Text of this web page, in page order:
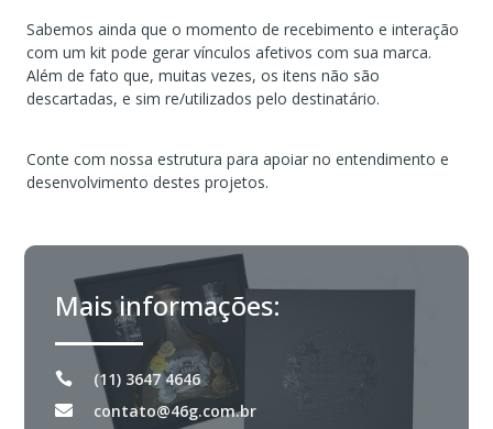
Sabemos ainda que o momento de recebimento e interação
com um kit pode gerar vínculos afetivos com sua marca.
Além de fato que, muitas vezes, os itens não são
descartadas, e sim re/utilizados pelo destinatário.
Conte com nossa estrutura para apoiar no entendimento e
desenvolvimento destes projetos.
Mais informações:
(11) 3647 4646
contato@46g.com.br